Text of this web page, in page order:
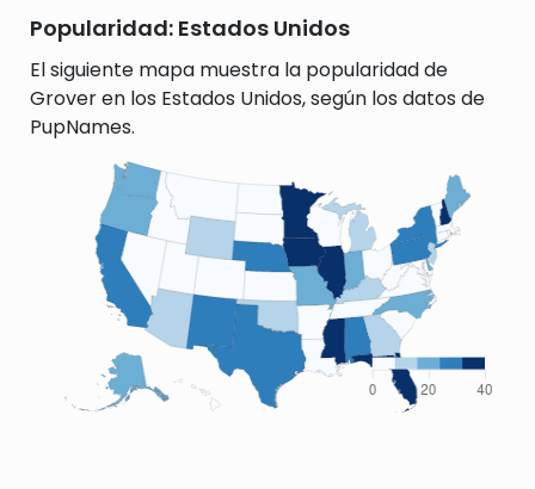
Popularidad: Estados Unidos
El siguiente mapa muestra la popularidad de
Grover en los Estados Unidos, según los datos de
PupNames.